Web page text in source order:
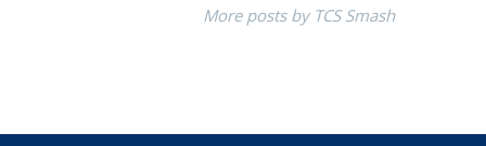
More posts by TCS Smash